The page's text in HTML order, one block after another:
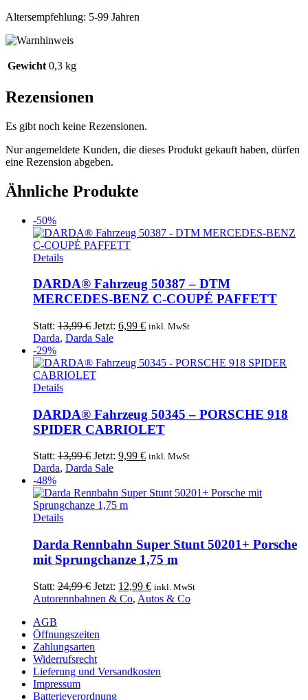
Altersempfehlung: 5-99 Jahren
Gewicht 0,3 kg
Rezensionen
Es gibt noch keine Rezensionen.
Nur angemeldete Kunden, die dieses Produkt gekauft haben, dürfen
eine Rezension abgeben.
Ähnliche Produkte
-50%
Details
DARDA® Fahrzeug 50387 – DTM
MERCEDES-BENZ C-COUPÉ PAFFETT
Statt: 13,99€ Ursprünglicher
Preis
13,99 €
Jetzt: 6,99 €Aktueller
6,99 €.
inkl. MwSt
Darda, Darda Sale
-29%
Details
DARDA® Fahrzeug 50345 – PORSCHE 918
SPIDER CABRIOLET
Statt: 13,99€ Ursprünglicher
Preis
13,99 €
Jetzt: 9,99 €Aktueller
9,99 €.
inkl. MwSt
Darda, Darda Sale
-48%
Details
Darda Rennbahn Super Stunt 50201+ Porsche
mit Sprungchanze 1,75 m
Statt: 24,99€ Ursprünglicher
Preis
Jetzt: 12,99 €Aktueller
Preis
inkl. MwSt
Autorennbahnen & Co, Autos & Co
AGB
Öffnungszeiten
Zahlungsarten
Widerrufsrecht
Lieferung und Versandkosten
Impressum
Batterieverordnung